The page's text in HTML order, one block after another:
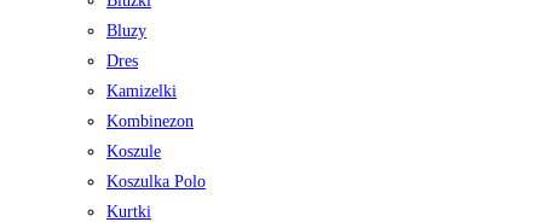
Bluzy
Dres
Kamizelki
Kombinezon
Koszule
Koszulka Polo
Kurtki